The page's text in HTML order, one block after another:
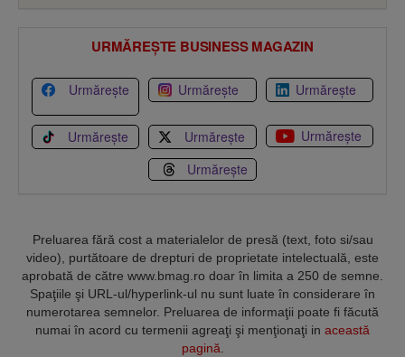
URMĂREȘTE BUSINESS MAGAZIN
Urmărește Urmărește Urmărește
Urmărește Urmărește
Urmărește
Urmărește
Preluarea fără cost a materialelor de presă (text, foto si/sau
video), purtătoare de drepturi de proprietate intelectuală, este
aprobată de către www.bmag.ro doar în limita a 250 de semne.
Spaţiile şi URL-ul/hyperlink-ul nu sunt luate în considerare în
numerotarea semnelor. Preluarea de informaţii poate fi făcută
numai în acord cu termenii agreaţi şi menţionaţi in această
pagină